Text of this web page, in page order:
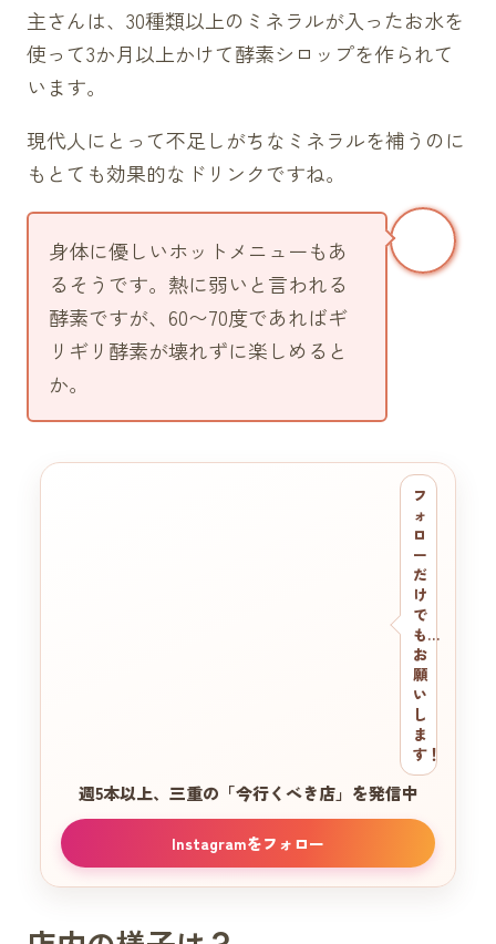
主さんは、30種類以上のミネラルが入ったお水を
使って3か月以上かけて酵素シロップを作られて
います。
現代人にとって不足しがちなミネラルを補うのに
もとても効果的なドリンクですね。
身体に優しいホットメニューもあ
るそうです。熱に弱いと言われる
酵素ですが、60〜70度であればギ
リギリ酵素が壊れずに楽しめると
か。
フ
ォ
ロ
ー
だ
け
で
も…
お
願
い
し
ま
す！
週5本以上、三重の 「今行くべき店」を発信中
Instagramをフォロー